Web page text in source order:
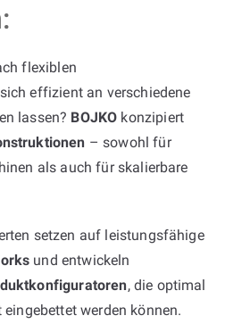
flexiblen
effizient an verschiedene
lassen? BOJKO konzipiert
– sowohl für
als auch für skalierbare
setzen auf leistungsfähige
und entwickeln
, die optimal
werden können.